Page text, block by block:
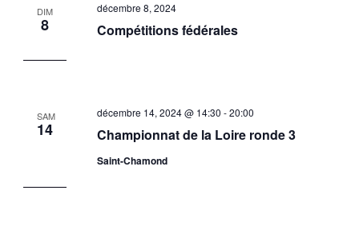
DIM
8 Compétitions fédérales
décembre 8, 2024
SAM
14 Championnat de la Loire ronde 3
décembre 14, 2024 @ 14:30 -20:00
Saint-Chamond